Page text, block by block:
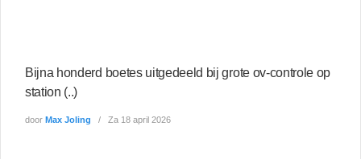
Bijna honderd boetes uitgedeeld bij grote ov-controle op
station (..)
door Max Joling Za 18 april 2026